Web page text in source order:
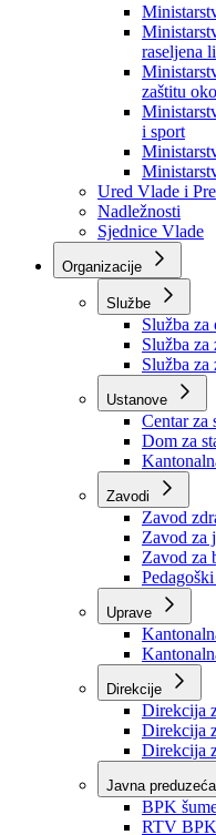
Ministarstva
raseljena
zaštitu
i sport
Ured Vlade i
Nadležnosti
Sjednice Vlade
Organizacije
Službe
Služba
Služba za
Služba za
Ustanove
Centar za
Dom za
Zavodi
Zavod
Zavod za
Zavod za
Direkcije
Direkcija
Direkcija
Direkcija